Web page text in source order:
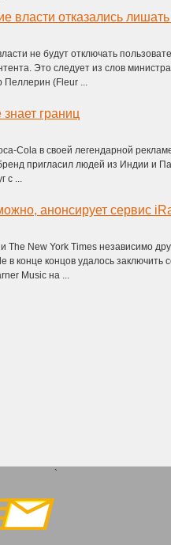
не будут отключать
Это следует из слов
(Fleur ...
границ
Cola в своей легендарной
пригласил людей из Индии и
с ...
анонсирует сервис
The New York Times независимо
в конце концов удалось
Music на ...
`